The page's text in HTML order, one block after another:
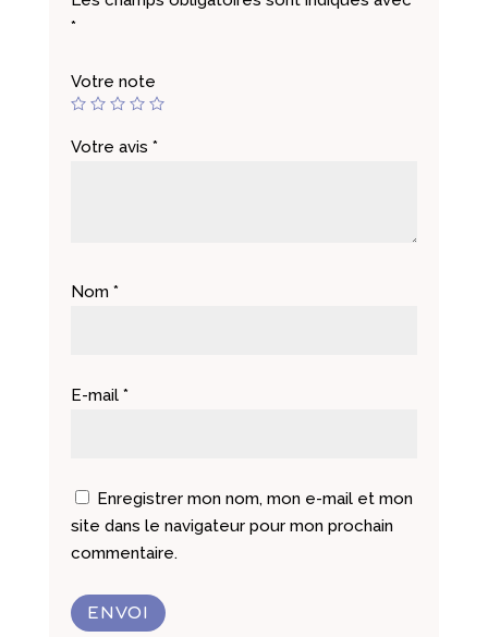
*
Votre note
Votre avis *
Nom *
E-mail *
Enregistrer mon nom, mon e-mail et mon
site dans le navigateur pour mon prochain
commentaire.
ENVOI